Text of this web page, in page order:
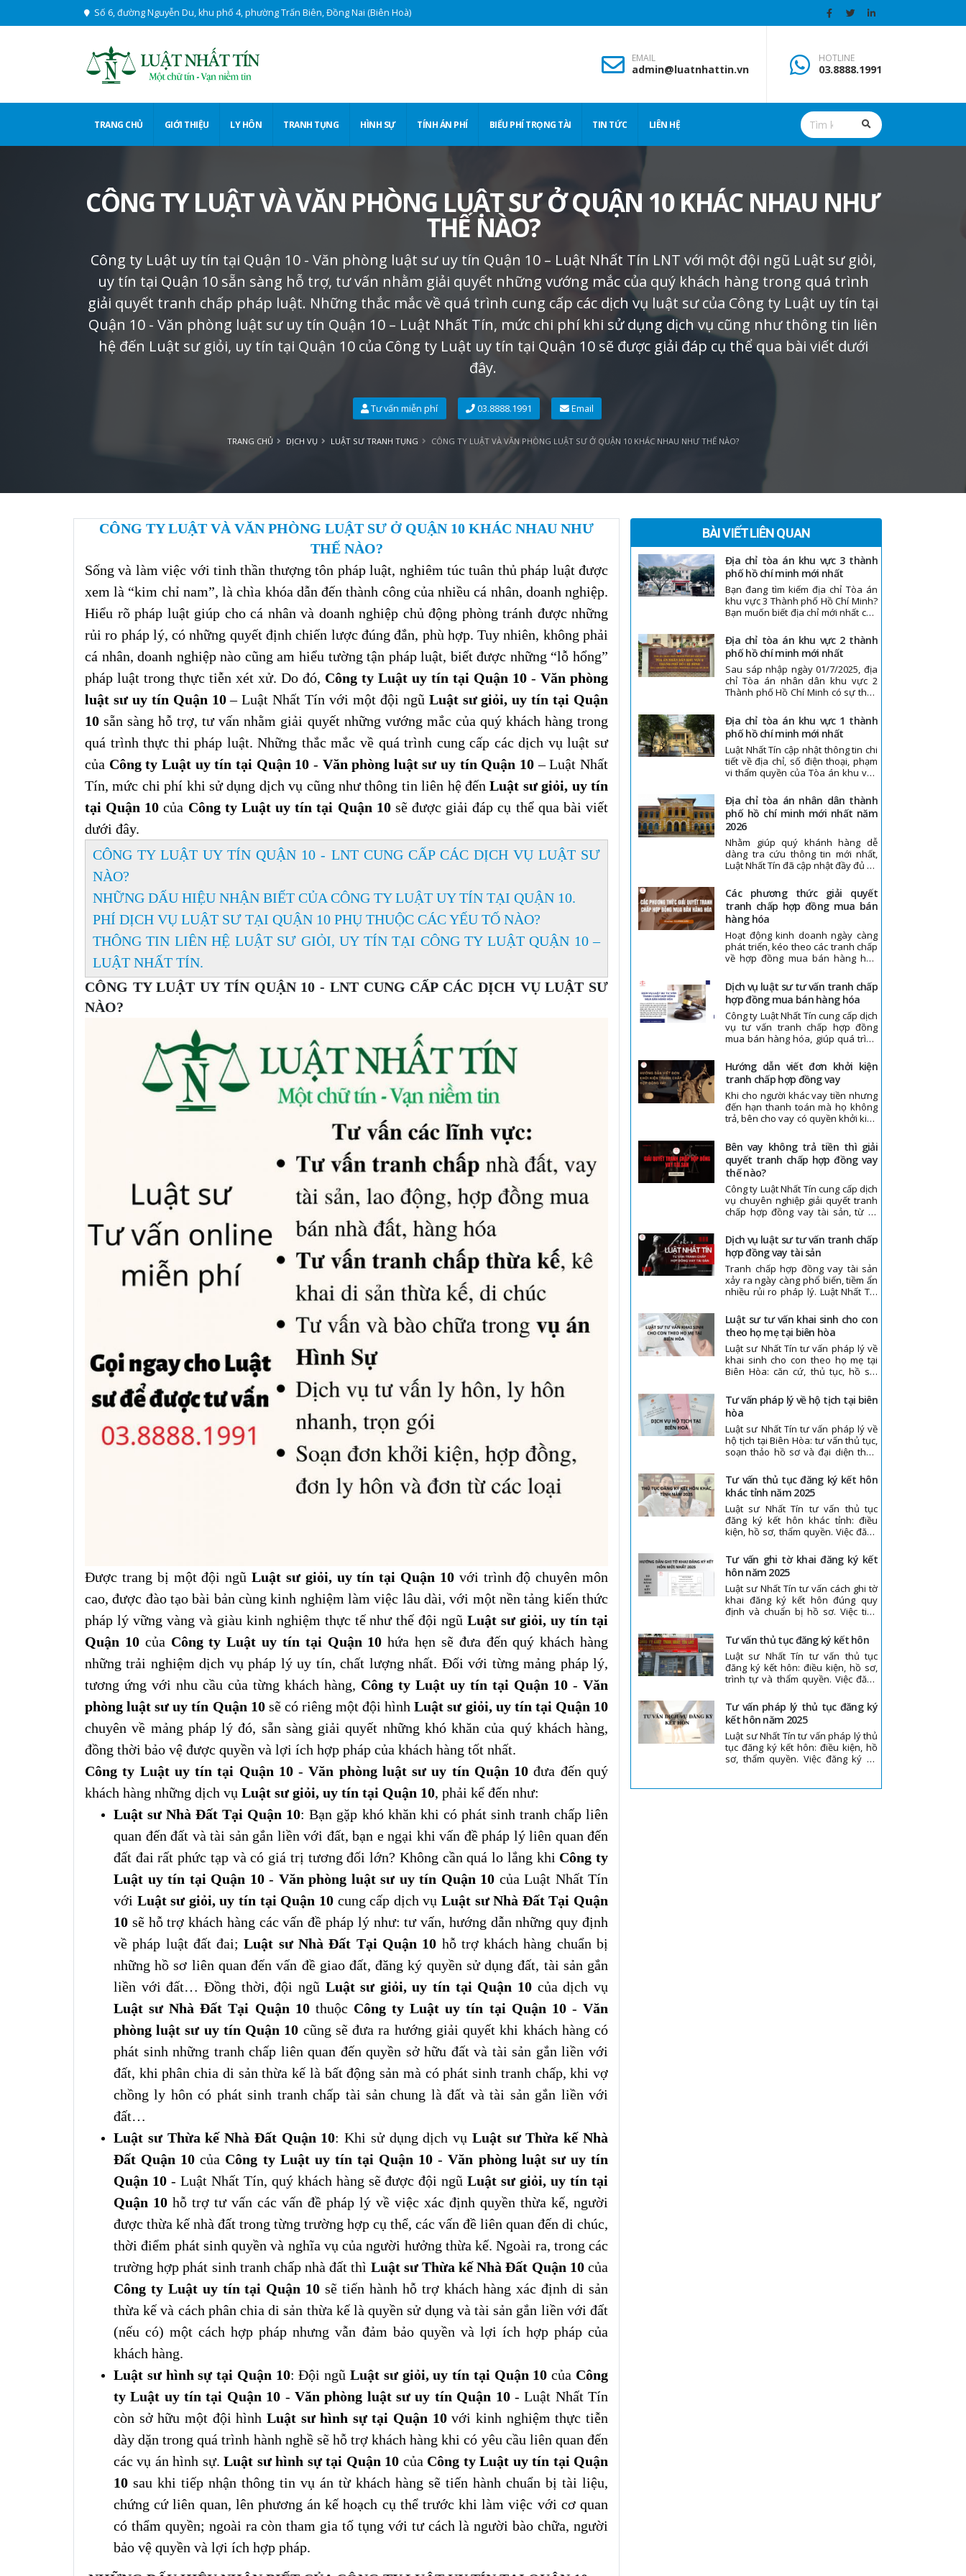
Số 6, đường Nguyễn Du, khu phố 4, phường Trấn Biên, Đồng Nai (Biên Hoà)
EMAIL
admin@luatnhattin.vn
HOTLINE
03.8888.1991
TRANG CHỦ GIỚI THIỆU LY HÔN TRANH TỤNG HÌNH SỰ TÍNH ÁN PHÍ BIỂU PHÍ TRỌNG TÀI TIN TỨC LIÊN HỆ
CÔNG TY LUẬT VÀ VĂN PHÒNG LUẬT SƯ Ở QUẬN 10 KHÁC NHAU NHƯ
THẾ NÀO?
Công ty Luật uy tín tại Quận 10 - Văn phòng luật sư uy tín Quận 10 – Luật Nhất Tín LNT với một đội ngũ Luật sư giỏi,
uy tín tại Quận 10 sẵn sàng hỗ trợ, tư vấn nhằm giải quyết những vướng mắc của quý khách hàng trong quá trình
giải quyết tranh chấp pháp luật. Những thắc mắc về quá trình cung cấp các dịch vụ luật sư của Công ty Luật uy tín tại
Quận 10 - Văn phòng luật sư uy tín Quận 10 – Luật Nhất Tín, mức chi phí khi sử dụng dịch vụ cũng như thông tin liên
hệ đến Luật sư giỏi, uy tín tại Quận 10 của Công ty Luật uy tín tại Quận 10 sẽ được giải đáp cụ thể qua bài viết dưới
đây.
Tư vấn miễn phí 03.8888.1991 Email
TRANG CHỦ DỊCH VỤ LUẬT SƯ TRANH TỤNG CÔNG TY LUẬT VÀ VĂN PHÒNG LUẬT SƯ Ở QUẬN 10 KHÁC NHAU NHƯ THẾ NÀO?
CÔNG TY LUẬT VÀ VĂN PHÒNG LUẬT SƯ Ở QUẬN 10 KHÁC NHAU NHƯ
THẾ NÀO?
Sống và làm việc với tinh thần thượng tôn pháp luật, nghiêm túc tuân thủ pháp luật được
xem là “kim chỉ nam”, là chìa khóa dẫn đến thành công của nhiều cá nhân, doanh nghiệp.
Hiểu rõ pháp luật giúp cho cá nhân và doanh nghiệp chủ động phòng tránh được những
rủi ro pháp lý, có những quyết định chiến lược đúng đắn, phù hợp. Tuy nhiên, không phải
cá nhân, doanh nghiệp nào cũng am hiểu tường tận pháp luật, biết được những “lỗ hổng”
pháp luật trong thực tiễn xét xử. Do đó, Công ty Luật uy tín tại Quận 10 - Văn phòng
luật sư uy tín Quận 10– Luật Nhất Tín với một đội ngũ Luật sư giỏi, uy tín tại Quận
10sẵn sàng hỗ trợ, tư vấn nhằm giải quyết những vướng mắc của quý khách hàng trong
quá trình thực thi pháp luật. Những thắc mắc về quá trình cung cấp các dịch vụ luật sư
của Công ty Luật uy tín tại Quận 10 - Văn phòng luật sư uy tín Quận 10 – Luật Nhất
Tín, mức chi phí khi sử dụng dịch vụ cũng như thông tin liên hệ đếnLuật sư giỏi, uy tín
tại Quận 10của Công ty Luật uy tín tại Quận 10sẽ được giải đáp cụ thể qua bài viết
dưới đây.
CÔNG TY LUẬT UY TÍN QUẬN 10 - LNT CUNG CẤP CÁC DỊCH VỤ LUẬT SƯ
NÀO?
NHỮNG DẤU HIỆU NHẬN BIẾT CỦA CÔNG TY LUẬT UY TÍN TẠI QUẬN 10.
PHÍ DỊCH VỤ LUẬT SƯ TẠI QUẬN 10 PHỤ THUỘC CÁC YẾU TỐ NÀO?
THÔNG TIN LIÊN HỆ LUẬT SƯ GIỎI, UY TÍN TẠI CÔNG TY LUẬT QUẬN 10 –
LUẬT NHẤT TÍN.
CÔNG TY LUẬT UY TÍN QUẬN 10 - LNT CUNG CẤP CÁC DỊCH VỤ LUẬT SƯ
NÀO?
Được trang bị một đội ngũ Luật sư giỏi, uy tín tại Quận 10 với trình độ chuyên môn
cao, được đào tạo bài bản cùng kinh nghiệm làm việc lâu dài, với một nền tảng kiến thức
pháp lý vững vàng và giàu kinh nghiệm thực tế như thế đội ngũLuật sư giỏi, uy tín tại
Quận 10 của Công ty Luật uy tín tại Quận 10 hứa hẹn sẽ đưa đến quý khách hàng
những trải nghiệm dịch vụ pháp lý uy tín, chất lượng nhất. Đối với từng mảng pháp lý,
tương ứng với nhu cầu của từng khách hàng, Công ty Luật uy tín tại Quận 10 - Văn
phòng luật sư uy tín Quận 10sẽ có riêng một đội hìnhLuật sư giỏi, uy tín tại Quận 10
chuyên về mảng pháp lý đó, sẵn sàng giải quyết những khó khăn của quý khách hàng,
đồng thời bảo vệ được quyền và lợi ích hợp pháp của khách hàng tốt nhất.
Công ty Luật uy tín tại Quận 10-Văn phòng luật sư uy tín Quận 10đưa đến quý
khách hàng những dịch vụ Luật sư giỏi, uy tín tại Quận 10, phải kể đến như:
Luật sư Nhà Đất Tại Quận 10: Bạn gặp khó khăn khi có phát sinh tranh chấp liên
quan đến đất và tài sản gắn liền với đất, bạn e ngại khi vấn đề pháp lý liên quan đến
đất đai rất phức tạp và có giá trị tương đối lớn? Không cần quá lo lắng khi Công ty
Luật uy tín tại Quận 10- Văn phòng luật sư uy tín Quận 10 của Luật Nhất Tín
với Luật sư giỏi, uy tín tại Quận 10 cung cấp dịch vụ Luật sư Nhà Đất Tại Quận
10 sẽ hỗ trợ khách hàng các vấn đề pháp lý như: tư vấn, hướng dẫn những quy định
về pháp luật đất đai;Luật sư Nhà Đất Tại Quận 10 hỗ trợ khách hàng chuẩn bị
những hồ sơ liên quan đến vấn đề giao đất, đăng ký quyền sử dụng đất, tài sản gắn
liền với đất… Đồng thời, đội ngũ Luật sư giỏi, uy tín tại Quận 10 của dịch vụ
Luật sư Nhà Đất Tại Quận 10thuộc Công ty Luật uy tín tại Quận 10-Văn
phòng luật sư uy tín Quận 10 cũng sẽ đưa ra hướng giải quyết khi khách hàng có
phát sinh những tranh chấp liên quan đến quyền sở hữu đất và tài sản gắn liền với
đất, khi phân chia di sản thừa kế là bất động sản mà có phát sinh tranh chấp, khi vợ
chồng ly hôn có phát sinh tranh chấp tài sản chung là đất và tài sản gắn liền với
đất…
Luật sư Thừa kế Nhà Đất Quận 10: Khi sử dụng dịch vụ Luật sư Thừa kế Nhà
Đất Quận 10 của Công ty Luật uy tín tại Quận 10 -Văn phòng luật sư uy tín
Quận 10- Luật Nhất Tín, quý khách hàng sẽ được đội ngũLuật sư giỏi, uy tín tại
Quận 10 hỗ trợ tư vấn các vấn đề pháp lý về việc xác định quyền thừa kế, người
được thừa kế nhà đất trong từng trường hợp cụ thể, các vấn đề liên quan đến di chúc,
thời điểm phát sinh quyền và nghĩa vụ của người hưởng thừa kế. Ngoài ra, trong các
trường hợp phát sinh tranh chấp nhà đất thì Luật sư Thừa kế Nhà Đất Quận 10của
Công ty Luật uy tín tại Quận 10 sẽ tiến hành hỗ trợ khách hàng xác định di sản
thừa kế và cách phân chia di sản thừa kế là quyền sử dụng và tài sản gắn liền với đất
(nếu có) một cách hợp pháp nhưng vẫn đảm bảo quyền và lợi ích hợp pháp của
khách hàng.
Luật sư hình sự tại Quận 10: Đội ngũLuật sư giỏi, uy tín tại Quận 10của Công
ty Luật uy tín tại Quận 10 - Văn phòng luật sư uy tín Quận 10- Luật Nhất Tín
còn sở hữu một đội hình Luật sư hình sự tại Quận 10với kinh nghiệm thực tiễn
dày dặn trong quá trình hành nghề sẽ hỗ trợ khách hàng khi có yêu cầu liên quan đến
các vụ án hình sự.Luật sư hình sự tại Quận 10 của Công ty Luật uy tín tại Quận
10 sau khi tiếp nhận thông tin vụ án từ khách hàng sẽ tiến hành chuẩn bị tài liệu,
chứng cứ liên quan, lên phương án kế hoạch cụ thể trước khi làm việc với cơ quan
có thẩm quyền; ngoài ra còn tham gia tố tụng với tư cách là người bào chữa, người
bảo vệ quyền và lợi ích hợp pháp.
BÀI VIẾT LIÊN QUAN
địa chỉ tòa án khu vực 3 thành
phố hồ chí minh mới nhất
Bạn đang tìm kiếm địa chỉ Tòa án
khu vực 3 Thành phố Hồ Chí Minh?
Bạn muốn biết địa chỉ mới nhất của
nhật thông tin địa chỉ Tòa án khu
vực 3 Thành phố Hồ Chí Minh mới
nhất, mời quý bạn cùng theo dõi
trong bài viết dưới đây.
địa chỉ tòa án khu vực 2 thành
phố hồ chí minh mới nhất
Sau sáp nhập ngày 01/7/2025, địa
chỉ Tòa án nhân dân khu vực 2
Thành phố Hồ Chí Minh có sự thay
nhật, tổng hợp địa chỉ, số điện thoại
và phạm vi thẩm quyền của Tòa án
nhân dân khu vực 2 Thành phố Hồ
Chí Minh trong bài viết dưới đây.
Mời quý khách hàng cùng theo dõi!
địa chỉ tòa án khu vực 1 thành
phố hồ chí minh mới nhất
Luật Nhất Tín cập nhật thông tin chi
tiết về địa chỉ, số điện thoại, phạm
vi thẩm quyền của Tòa án khu vực
viết dưới đây. Trong trường hợp
cần hỗ trợ về mặt pháp lý, quý
khách hàng vui lòng liên hệ tới số
điện thoại: 03.8888.1991
địa chỉ tòa án nhân dân thành
phố hồ chí minh mới nhất năm
2026
Nhằm giúp quý khánh hàng dễ
dàng tra cứu thông tin mới nhất,
Luật Nhất Tín đã cập nhật đầy đủ và
điện thoại liên hệ và phạm vi thẩm
quyền giải quyết của Tòa án nhân
dân Thành phố Hồ Chí Minh, mời
quý khách hàng cùng theo dõi!
các phương thức giải quyết
tranh chấp hợp đồng mua bán
hàng hóa
Hoạt động kinh doanh ngày càng
phát triển, kéo theo các tranh chấp
về hợp đồng mua bán hàng hóa
chấp này gây ảnh hưởng đến hoạt
động kinh doanh của doanh
nghiệp và mất nhiều thời gian. Luật
Nhất Tín cung cấp đến bạn bài viết
các phương thức giải quyết tranh
chấp hợp đồng mua bán hàng hóa,
dịch vụ luật sư tư vấn tranh chấp
hợp đồng mua bán hàng hóa
Công ty Luật Nhất Tín cung cấp dịch
vụ tư vấn tranh chấp hợp đồng
mua bán hàng hóa, giúp quá trình
hành đúng pháp luật, hiệu quả và
đúng trình tự. Với đội ngũ luật sư tư
vấn tranh chấp hợp đồng mua bán
hàng hóa giàu kinh nghiệm, Nhất
Tín luôn đưa ra giải pháp phù hợp
cho từng vụ việc cụ thể.
hướng dẫn viết đơn khởi kiện
tranh chấp hợp đồng vay
Khi cho người khác vay tiền nhưng
đến hạn thanh toán mà họ không
trả, bên cho vay có quyền khởi kiện
buộc bên vay trả nợ theo quy định
pháp luật. Trong quá trình hướng
dẫn viết đơn khởi kiện tranh chấp
hợp đồng vay, Công ty Luật Nhất
Tín có thể hỗ trợ bạn chuẩn bị hồ
sơ và đảm bảo quyền lợi được bảo
vệ tốt nhất.
bên vay không trả tiền thì giải
quyết tranh chấp hợp đồng vay
thế nào?
Công ty Luật Nhất Tín cung cấp dịch
vụ chuyên nghiệp giải quyết tranh
chấp hợp đồng vay tài sản, từ tư
hồ sơ, đến đại diện khách hàng tại
Tòa án hoặc trọng tài, đảm bảo
quyền lợi hợp pháp và xử lý tranh
chấp đúng trình tự, hiệu quả.
dịch vụ luật sư tư vấn tranh chấp
hợp đồng vay tài sản
Tranh chấp hợp đồng vay tài sản
xảy ra ngày càng phổ biến, tiềm ẩn
nhiều rủi ro pháp lý. Luật Nhất Tín
quyết tranh chấp đúng trình tự,
đúng luật, giúp khách hàng bảo vệ
quyền và lợi ích hợp pháp.
luật sư tư vấn khai sinh cho con
theo họ mẹ tại biên hòa
Luật sư Nhất Tín tư vấn pháp lý về
khai sinh cho con theo họ mẹ tại
Biên Hòa: căn cứ, thủ tục, hồ sơ.
quyền cơ quan nhà nước có thẩm
quyền.
tư vấn pháp lý về hộ tịch tại biên
hòa
Luật sư Nhất Tín tư vấn pháp lý về
hộ tịch tại Biên Hòa: tư vấn thủ tục,
soạn thảo hồ sơ và đại diện theo
thuộc thẩm quyền cơ quan nhà
nước có thẩm quyền.
tư vấn thủ tục đăng ký kết hôn
khác tỉnh năm 2025
Luật sư Nhất Tín tư vấn thủ tục
đăng ký kết hôn khác tỉnh: điều
kiện, hồ sơ, thẩm quyền. Việc đăng
quyền thực hiện.
tư vấn ghi tờ khai đăng ký kết
hôn năm 2025
Luật sư Nhất Tín tư vấn cách ghi tờ
khai đăng ký kết hôn đúng quy
định và chuẩn bị hồ sơ. Việc tiếp
quan nhà nước có thẩm quyền.
tư vấn thủ tục đăng ký kết hôn
Luật sư Nhất Tín tư vấn thủ tục
đăng ký kết hôn: điều kiện, hồ sơ,
trình tự và thẩm quyền. Việc đăng
quyền thực hiện.
tư vấn pháp lý thủ tục đăng ký
kết hôn năm 2025
Luật sư Nhất Tín tư vấn pháp lý thủ
tục đăng ký kết hôn: điều kiện, hồ
sơ, thẩm quyền. Việc đăng ký và